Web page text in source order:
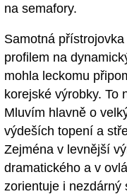
na semafory.
Samotná
profilem na
mohla leckomu
korejské výrobky. To
Mluvím hlavně o
výdeších topení a
Zejména v levnější
dramatického a v
zorientuje i nezdárný